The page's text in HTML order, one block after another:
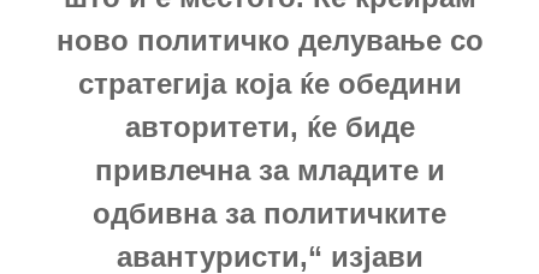
ново политичко делување со
стратегија која ќе обедини
авторитети, ќе биде
привлечна за младите и
одбивна за политичките
авантуристи,“ изјави